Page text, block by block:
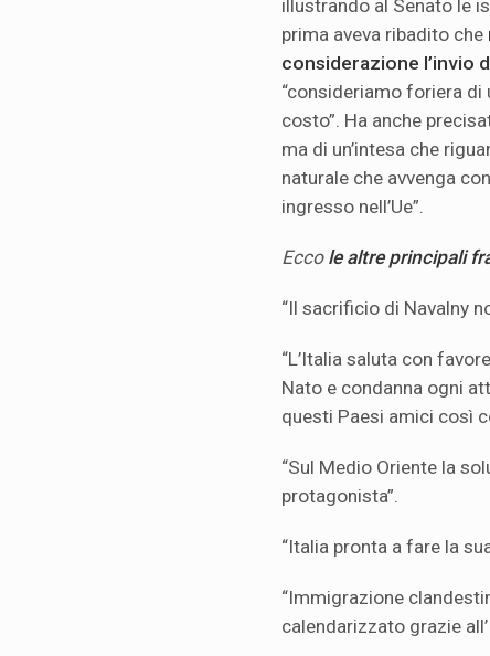
illustrando al Senato le
prima aveva ribadito che
considerazione l’invio
“consideriamo foriera di
costo”. Ha anche
ma di un’intesa che
naturale che avvenga
ingresso nell’Ue”.
Ecco le altre principali
“Il sacrificio di Navalny
“L’Italia saluta con
Nato e condanna ogni
questi Paesi amici così
“Sul Medio Oriente la
protagonista”.
“Italia pronta a fare la
“Immigrazione
calendarizzato grazie